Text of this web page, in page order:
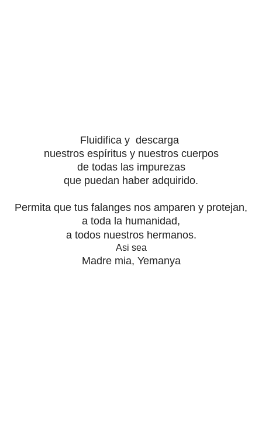
Fluidifica y descarga
nuestros espíritus y nuestros cuerpos
de todas las impurezas
que puedan haber adquirido.
Permita que tus falanges nos amparen y protejan,
a toda la humanidad,
a todos nuestros hermanos.
Asi sea
Madre mia, Yemanya